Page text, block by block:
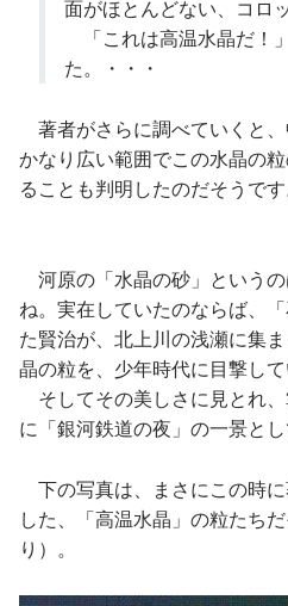
面がほとんどない、コロ
「これは高温水晶だ！
た。・・・
著者がさらに調べていくと、
かなり広い範囲でこの水晶の
ることも判明したのだそうです
河原の「水晶の砂」という
ね。実在していたのならば、
た賢治が、北上川の浅瀬に集
晶の粒を、少年時代に目撃して
そしてその美しさに見とれ
に「銀河鉄道の夜」の一景と
下の写真は、まさにこの時
した、「高温水晶」の粒たち
り）。